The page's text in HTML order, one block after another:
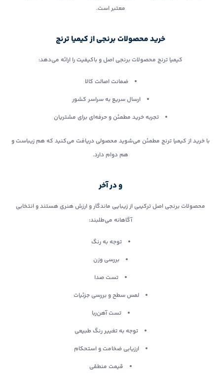
معتبر است.
خرید محصولات برنجی از کیمیا ترنج
کیمیا ترنج محصولات برنجی اصل و باکیفیت را ارائه می‌دهد:
ضمانت اصالت کالا
ارسال سریع به سراسر کشور
تجربه خرید مطمئن و حرفه‌ای برای مشتریان
با خرید از کیمیا ترنج مطمئن می‌شوید محصولی دریافت می‌کنید که هم زیباست و
هم دوام دارد.
و در آخر
محصولات برنجی اصل ترکیبی از زیبایی ماندگار و ارزش هنری هستند و انتخابی
آگاهانه می‌طلبند:
توجه به رنگ
بررسی وزن
تست صدا
لمس سطح و بررسی جزئیات
تست آهن‌ربا
توجه به تغییر رنگ طبیعی
ارزیابی ضخامت و استحکام
قیمت منطقی